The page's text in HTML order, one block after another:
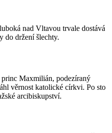
nad Vltavou trvale dostává
do držení šlechty.
Maxmilián, podezíraný
věrnost katolické církvi. Po sto
arcibiskupství.